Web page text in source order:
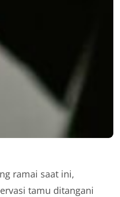
ramai saat ini,
tamu ditangani